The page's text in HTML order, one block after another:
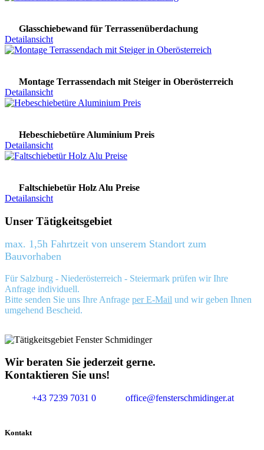
Glasschiebewand für Terrassenüberdachung
Detailansicht
Montage Terrassendach mit Steiger in Oberösterreich
Detailansicht
Hebeschiebetüre Aluminium Preis
Detailansicht
Faltschiebetür Holz Alu Preise
Detailansicht
Unser Tätigkeitsgebiet
max. 1,5h Fahrtzeit von unserem Standort zum
Bauvorhaben
Für Salzburg - Niederösterreich - Steiermark prüfen wir Ihre
Anfrage individuell.
Bitte senden Sie uns Ihre Anfrage per E-Mail und wir geben Ihnen
umgehend Bescheid.
Wir beraten Sie jederzeit gerne.
Kontaktieren Sie uns!
+43 7239 7031 0 office@fensterschmidinger.at
Kontakt